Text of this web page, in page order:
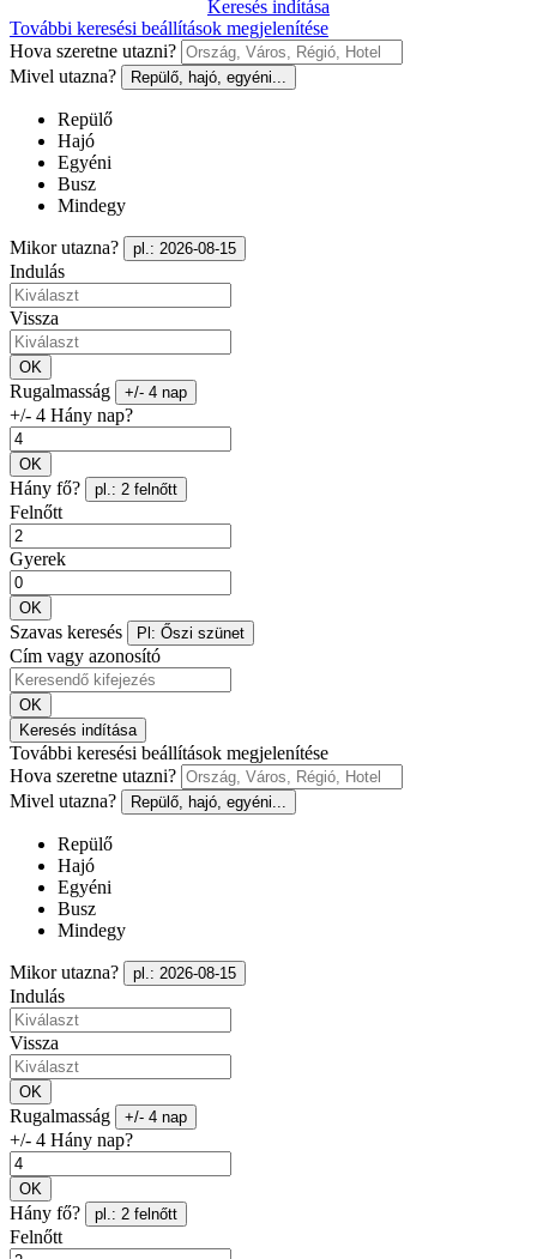
Keresés indítása
További keresési beállítások megjelenítése
Hova szeretne utazni?
Mivel utazna?
Repülő, hajó, egyéni...
Repülő
Hajó
Egyéni
Busz
Mindegy
Mikor utazna? pl.: 2026-08-15
Indulás
Vissza
OK
Rugalmasság +/- 4 nap
+/- 4 Hány nap?
OK
Hány fő? pl.: 2 felnőtt
Felnőtt
Gyerek
OK
Szavas keresés Pl: Őszi szünet
Cím vagy azonosító
OK
Keresés indítása
További keresési beállítások megjelenítése
Hova szeretne utazni?
Mivel utazna?
Repülő, hajó, egyéni...
Repülő
Hajó
Egyéni
Busz
Mindegy
Mikor utazna? pl.: 2026-08-15
Indulás
Vissza
OK
Rugalmasság +/- 4 nap
+/- 4 Hány nap?
OK
Hány fő? pl.: 2 felnőtt
Felnőtt